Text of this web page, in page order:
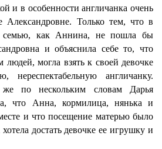
и в особенности англичанка очень
Александровне. Только тем, что в
семью, как Аннина, не пошла бы
и объяснила себе то, что
могла взять к своей девочке
нереспектабельную англичанку.
по нескольким словам Дарья
что Анна, кормилица, нянька и
и что посещение матерью было
достать девочке ее игрушку и